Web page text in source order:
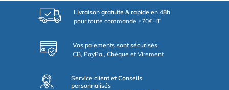
Livraison gratuite & rapide en 48h
pour toute commande ≥70€HT
Vos paiements sont sécurisés
CB, PayPal, Chèque et Virement
Service client et Conseils
personnalisés